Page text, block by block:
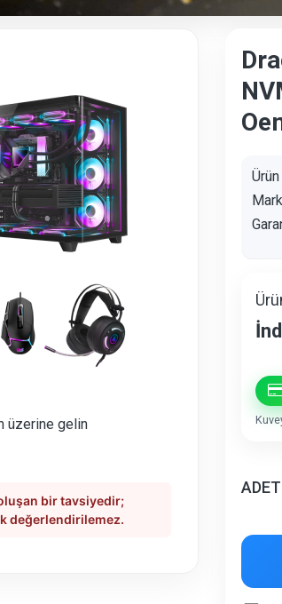
üzerine gelin
bir tavsiyedir;
değerlendirilemez.